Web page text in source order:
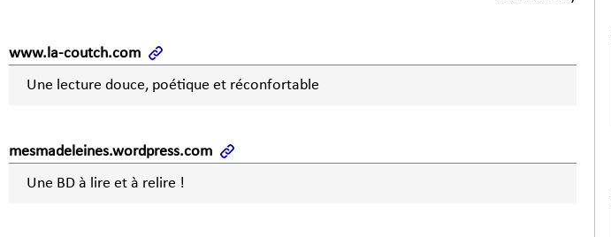
www.la-coutch.com
Une lecture douce, poétique et réconfortable
mesmadeleines.wordpress.com
Une BD à lire et à relire !